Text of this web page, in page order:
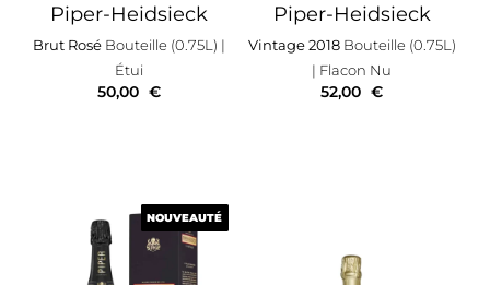
Piper-Heidsieck
Brut Rosé Bouteille (0.75L) |
Étui
50,00 €
Piper-Heidsieck
Vintage 2018Bouteille (0.75L)
| Flacon Nu
52,00 €
NOUVEAUTÉ
NOUVEAUTÉ